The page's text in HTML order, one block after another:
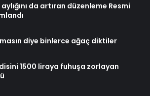
da artıran düzenleme Resmi
diye binlerce ağaç diktiler
1500 liraya fuhuşa zorlayan